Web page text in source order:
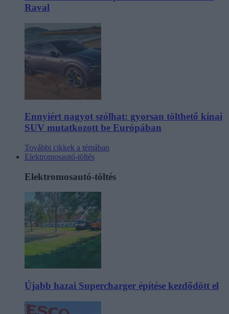
Raval
Ennyiért nagyot szólhat: gyorsan tölthető kínai
SUV mutatkozott be Európában
További cikkek a témában
Elektromosautó-töltés
Elektromosautó-töltés
Újabb hazai Supercharger építése kezdődött el